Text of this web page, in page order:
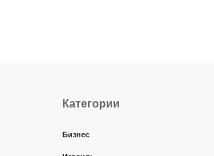
Категории
Бизнес